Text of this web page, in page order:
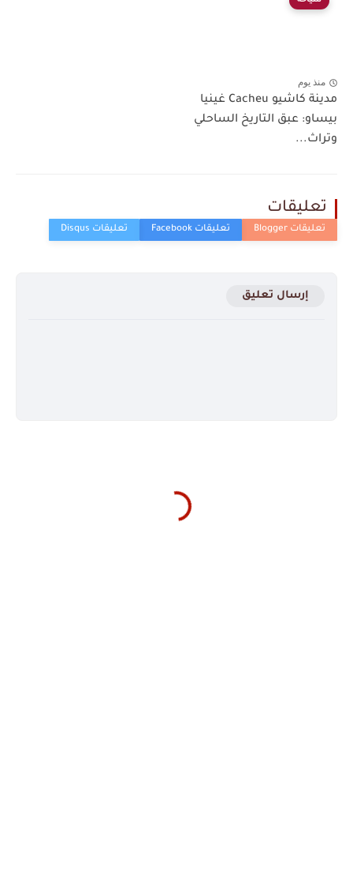
منذ يوم
مدينة كاشيو Cacheu غينيا
بيساو: عبق التاريخ الساحلي
وتراث...
تعليقات
إرسال تعليق